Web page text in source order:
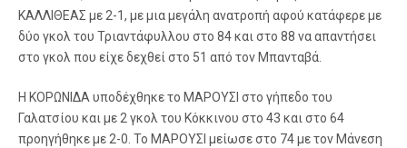
ΚΑΛΛΙΘΕΑΣ με 2-1, με μια μεγάλη ανατροπή αφού κατάφερε με
δύο γκολ του Τριαντάφυλλου στο 84 και στο 88 να απαντήσει
στο γκολ που είχε δεχθεί στο 51 από τον Μπανταβά.
Η ΚΟΡΩΝΙΔΑ υποδέχθηκε το ΜΑΡΟΥΣΙ στο γήπεδο του
Γαλατσίου και με 2 γκολ του Κόκκινου στο 43 και στο 64
προηγήθηκε με 2-0. Το ΜΑΡΟΥΣΙ μείωσε στο 74 με τον Μάνεση